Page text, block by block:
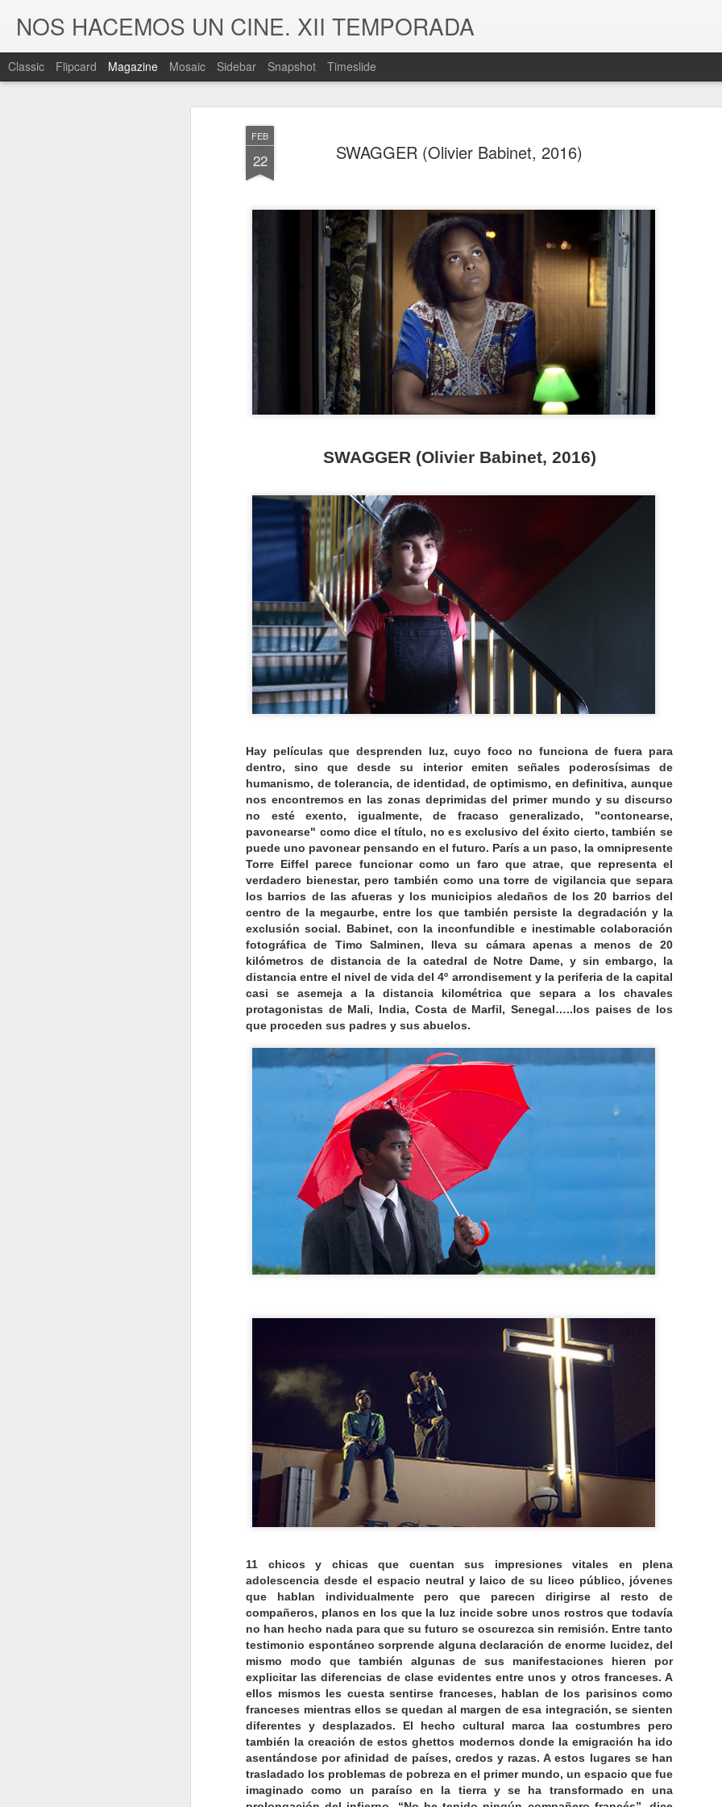
FEB
22 SWAGGER (Olivier Babinet, 2016)
SWAGGER (Olivier Babinet, 2016)
Hay películas que desprenden luz, cuyo foco no funciona de fuera para
dentro, sino que desde su interior emiten señales poderosísimas de
humanismo, de tolerancia, de identidad, de optimismo, en definitiva, aunque
nos encontremos en las zonas deprimidas del primer mundo y su discurso
no esté exento, igualmente, de fracaso generalizado, "contonearse,
pavonearse" como dice el título, no es exclusivo del éxito cierto, también se
puede uno pavonear pensando en el futuro. París a un paso, la omnipresente
Torre Eiffel parece funcionar como un faro que atrae, que representa el
verdadero bienestar, pero también como una torre de vigilancia que separa
los barrios de las afueras y los municipios aledaños de los 20 barrios del
centro de la megaurbe, entre los que también persiste la degradación y la
exclusión social. Babinet, con la inconfundible e inestimable colaboración
fotográfica de Timo Salminen, lleva su cámara apenas a menos de 20
kilómetros de distancia de la catedral de Notre Dame, y sin embargo, la
distancia entre el nivel de vida del 4º arrondisement y la periferia de la capital
casi se asemeja a la distancia kilométrica que separa a los chavales
protagonistas de Mali, India, Costa de Marfil, Senegal…..los paises de los
que proceden sus padres y sus abuelos.
11 chicos y chicas que cuentan sus impresiones vitales en plena
adolescencia desde el espacio neutral y laico de su liceo público, jóvenes
que hablan individualmente pero que parecen dirigirse al resto de
compañeros, planos en los que la luz incide sobre unos rostros que todavía
no han hecho nada para que su futuro se oscurezca sin remisión. Entre tanto
testimonio espontáneo sorprende alguna declaración de enorme lucidez, del
mismo modo que también algunas de sus manifestaciones hieren por
explicitar las diferencias de clase evidentes entre unos y otros franceses. A
ellos mismos les cuesta sentirse franceses, hablan de los parisinos como
franceses mientras ellos se quedan al margen de esa integración, se sienten
diferentes y desplazados. El hecho cultural marca laa costumbres pero
también la creación de estos ghettos modernos donde la emigración ha ido
asentándose por afinidad de países, credos y razas. A estos lugares se han
trasladado los problemas de pobreza en el primer mundo, un espacio que fue
imaginado como un paraíso en la tierra y se ha transformado en una
NOS HACEMOS UN CINE. XII TEMPORADA
Classic Flipcard Magazine Mosaic Sidebar Snapshot Timeslide
MAY
8
SIN
Pelayo,
Película bella. Intimidad al
sentimentales. La
trasladar a la pantalla una
emocional. Basta una
del retrato íntimo de una
que ha de ser rehacer una
días, resulta mucho más
el sufrimiento inmediato y
alguien muy cercano.
consiguen una belleza de
EL SONIDO DE LA
CAÍDA (Mascha
Schilinski, 2025)
Película extraña, por momentos
subyugante. Tan fluida y ligera
como enrevesada y enigmática.
Tan perturbadora como atractiva,
hermosamente cruel y dolorosa.
La primera dificultad con la que se
enfrentará el espectador es la de
intentar conocer quién nos cuenta
la historia y cuándo.
APR
22
MUJERES DE TANDIL
1 NIÑAS 3 (Gonzalo
García Pelayo, 2026)
Han pasado diez años desde que
como "Niñas 3" no puede ser
casual, sino consecuencia de una
idea. No hay mucha diferencia de
edad, o casi ninguna, entre
aquellas "niñas" de su segunda
entrega y las que ahora
protagonizan su continuación de
la serie.
METRÓPOLIS
ahora, se ha quedado corta, pero
no por falta de expectativas de su
director, sino porque las doctrinas
sionistas posteriores a Theodor
Herzl, asumidas por el Likud más
recalcitrante y apoyadas en un
integrismo religioso que se
sustenta en la idea del "pueblo
elegido", están llevando a
máximos la represión y el
exterminio preventivos.
MAR
11
GHOST ELEPHANTS (Werner Herzog, 2025)
El camino justifica el fín, se alcance éste o no. Las películas
documentales de Herzog suelen tener un apoyo fundamental en la
palabra y en las personas. Aunque se circunscriban al medio natural es
el hombre, como individuo aislado, como comunidad imposible o como
heterogéneo grupo de exploradores como ocurre en "Ghost elephants",
el que asume la posición central del espectáculo.
MAR JUANA DE ARCO (Hlynur Palmason, 2025)
ENLACE A LA REVISTA EL ANTEPENÚLTIMO MOHICANO
El título de "divertimenti" empezó a aplicarse en Italia a finales del siglo
Wagenseil, Mozart durante su etapa en Salzburgo, obras pensadas
como composiciones interpretadas a "solo", en oposición a "serenata",
indicada para obras orquestales.
MAR
5
Better Go Mad in the Wild (Miro Remo, 2025)
ENLACE A LA REVISTA EL ANTEPENULTIMO MOHICANO
La ganadora de la última edición del festival de Karlovy Vary es un
ejemplo claro de la difusa barrera que separa documental y ficción,
sobre todo si esa barrera se quiere dinamitar. ¿Importa? Realmente
deberíamos pensar que no, que muchas ficciones se inspiran en la
realidad para acomodar el relato y que en las no ficciones otro tanto
EL AGENTE SECRETO (Kleber Mendonça Filho,
La escena inicial aporta las claves suficientes para entender el camino
que Mendonça pretende recorrer con su larga, pero muy dinámica,
última película. Las resonancias de los clásicos del viejo Hollywood
llaman a la puerta, desde Hitchcock a Sturges; ante una aparente
quietud el momento amenaza un estallido de violencia.
JAN COMME LE FEU (Philippe Lesage, 2024)
distribución en España. Se pueden sumar decenas de cineastas
de los que alguien decide que no son adecuados para un público
mayoritario y que, con suerte, quedan relegados a plataformas on line
para que los "iniciados" sacien sus rarezas fuera de una sala oscura. Si
Kiarostami siguiera filmando, o Bergman, o Antonioni, no sería de
extrañar que en tiempos de rancho cuartelario sus películas tampoco
fueran "adecuadas".
JAN
20
MIROIRS Nº 3 (Christian Petzold, 2025)
Hay una sensación de ligereza y esquematismo en la última
película de Petzold, como si la pieza de cámara musical que da
título a la película se trasladara a la propia estructura de ésta. Ravel
compone sus miroirs con pleno espíritu impresionista, cinco piezas
para piano dedicadas a cinco amigos que integraban el grupo de "Los